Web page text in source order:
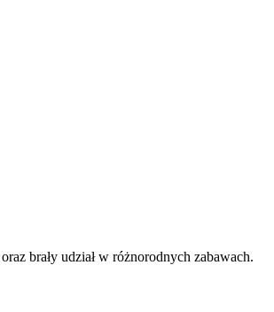
brały udział w różnorodnych zabawach.